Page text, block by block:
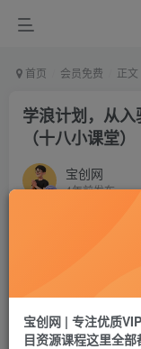
首页 会员免费 正文
学浪计划，从
（十八小课堂）
宝创网
4年前发布
宝创网 | 专注优质
目资源课程这里全部